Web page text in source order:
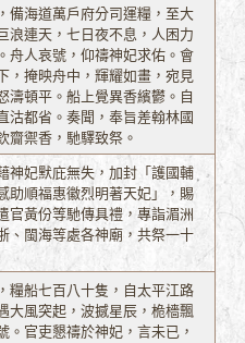
備海道萬戶府分司運糧，至大
浪連天，七日夜不息，人困力
舟人哀號，仰禱神妃求佑。會
，掩映舟中，輝耀如畫，宛見
濤頓平。船上覺異香繽鬱。自
沽都省。奏聞，奉旨差翰林國
齎禦香，馳驛致祭。
神妃默庇無失，加封「護國輔
助順福惠徽烈明著天妃」，賜
官黃份等馳傳具禮，專詣湄洲
、閩海等處各神廟，共祭一十
糧船七百八十隻，自太平江路
大風突起，波撼星辰，桅檣飄
。官吏懇禱於神妃，言未已，